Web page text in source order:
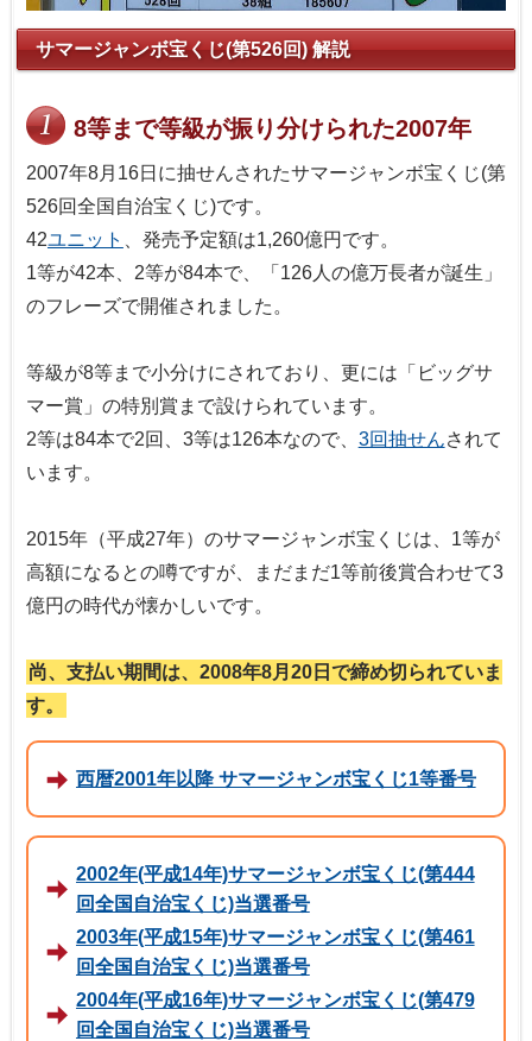
サマージャンボ宝くじ(第526回) 解説
8等まで等級が振り分けられた2007年
2007年8月16日に抽せんされたサマージャンボ宝くじ(第
526回全国自治宝くじ)です。
42ユニット
、発売予定額は1,260億円です。
1等が42本、2等が84本で、「126人の億万長者が誕生」
のフレーズで開催されました。
等級が8等まで小分けにされており、更には「ビッグサ
マー賞」の特別賞まで設けられています。
2等は84本で2回、3等は126本なので、 3回抽せんされて
います。
2015年（平成27年）のサマージャンボ宝くじは、1等が
高額になるとの噂ですが、まだまだ1等前後賞合わせて3
億円の時代が懐かしいです。
尚、支払い期間は、2008年8月20日で締め切られていま
す。
西暦2001年以降 サマージャンボ宝くじ1等番号
2002年(平成14年)サマージャンボ宝くじ(第444
回全国自治宝くじ)当選番号
2003年(平成15年)サマージャンボ宝くじ(第461
回全国自治宝くじ)当選番号
2004年(平成16年)サマージャンボ宝くじ(第479
回全国自治宝くじ)当選番号